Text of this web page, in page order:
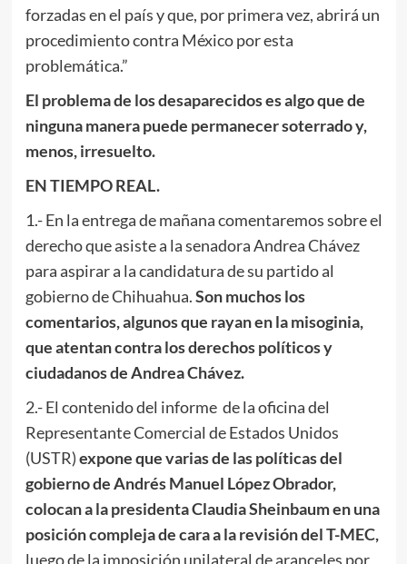
forzadas en el país y que, por primera vez, abrirá un
procedimiento contra México por esta
problemática.”
El problema de los desaparecidos es algo que de
ninguna manera puede permanecer soterrado y,
menos, irresuelto.
EN TIEMPO REAL.
1.- En la entrega de mañana comentaremos sobre el
derecho que asiste a la senadora Andrea Chávez
para aspirar a la candidatura de su partido al
gobierno de Chihuahua.Son muchos los
comentarios, algunos que rayan en la misoginia,
que atentan contra los derechos políticos y
ciudadanos de Andrea Chávez.
2.- El contenido del informe de la oficina del
Representante Comercial de Estados Unidos
(USTR)expone que varias de las políticas del
gobierno de Andrés Manuel López Obrador,
colocan a la presidenta Claudia Sheinbaum en una
posición compleja de cara a la revisión del T-MEC,
luego de la imposición unilateral de aranceles por